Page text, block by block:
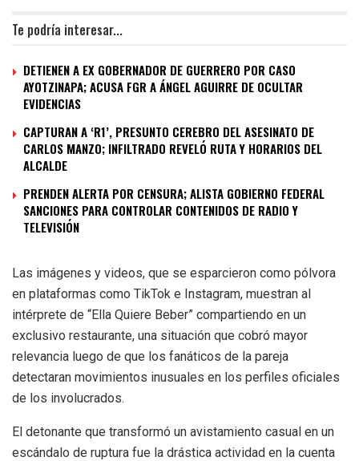
Te podría interesar...
DETIENEN A EX GOBERNADOR DE GUERRERO POR CASO
AYOTZINAPA; ACUSA FGR A ÁNGEL AGUIRRE DE OCULTAR
EVIDENCIAS
CAPTURAN A ‘R1’, PRESUNTO CEREBRO DEL ASESINATO DE
CARLOS MANZO; INFILTRADO REVELÓ RUTA Y HORARIOS DEL
ALCALDE
PRENDEN ALERTA POR CENSURA; ALISTA GOBIERNO FEDERAL
SANCIONES PARA CONTROLAR CONTENIDOS DE RADIO Y
TELEVISIÓN
Las imágenes y videos, que se esparcieron como pólvora
en plataformas como TikTok e Instagram, muestran al
intérprete de “Ella Quiere Beber” compartiendo en un
exclusivo restaurante, una situación que cobró mayor
relevancia luego de que los fanáticos de la pareja
detectaran movimientos inusuales en los perfiles oficiales
de los involucrados.
El detonante que transformó un avistamiento casual en un
escándalo de ruptura fue la drástica actividad en la cuenta